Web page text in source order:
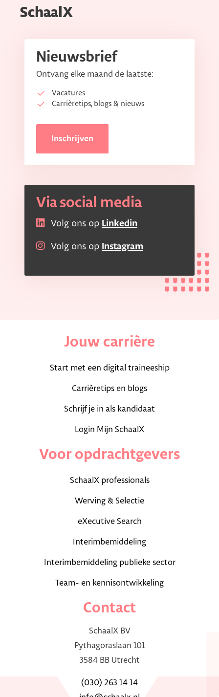
SchaalX
Nieuwsbrief
Ontvang elke maand de laatste:
Vacatures
Carrièretips, blogs & nieuws
Inschrijven
Via social media
Volg ons op Linkedin
Volg ons op Instagram
Jouw carrière
Start met een digital traineeship
Carrièretips en blogs
Schrijf je in als kandidaat
Login Mijn SchaalX
Voor opdrachtgevers
SchaalX professionals
Werving & Selectie
eXecutive Search
Interimbemiddeling
Interimbemiddeling publieke sector
Team- en kennisontwikkeling
Contact
SchaalX BV
Pythagoraslaan 101
3584 BB Utrecht
(030) 263 14 14